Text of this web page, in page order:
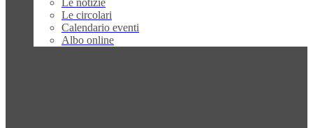
Le notizie
Le circolari
Calendario eventi
Albo online